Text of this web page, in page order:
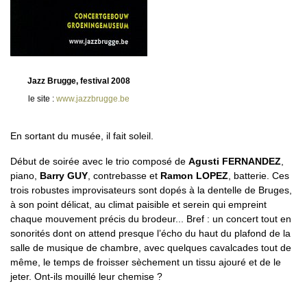
Jazz Brugge, festival 2008
le site : www.jazzbrugge.be
En sortant du musée, il fait soleil.
Début de soirée avec le trio composé de Agusti FERNANDEZ
piano, Barry GUY , contrebasse et Ramon LOPEZ , batterie. Ces
trois robustes improvisateurs sont dopés à la dentelle de Bruges,
à son point délicat, au climat paisible et serein qui empreint
chaque mouvement précis du brodeur... Bref : un concert tout en
sonorités dont on attend presque l’écho du haut du plafond de la
salle de musique de chambre, avec quelques cavalcades tout de
même, le temps de froisser sèchement un tissu ajouré et de le
jeter. Ont-ils mouillé leur chemise ?